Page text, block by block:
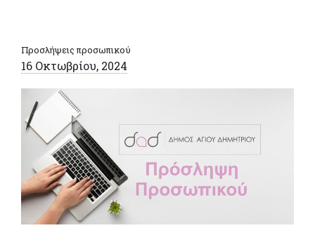
Προσλήψεις προσωπικού
16 Οκτωβρίου, 2024